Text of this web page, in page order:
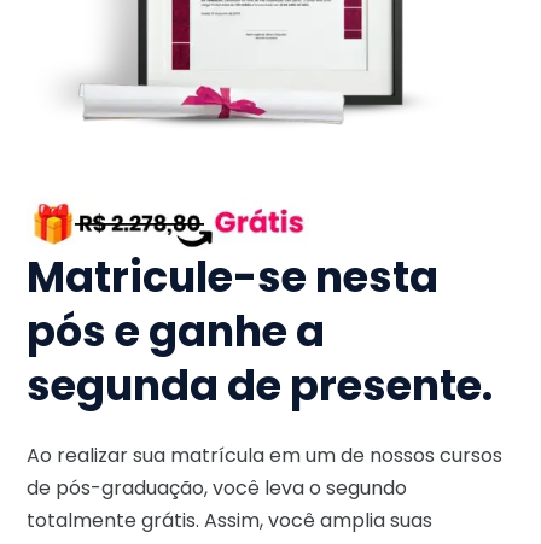
Matricule-se nesta
pós e ganhe a
segunda de presente.
Ao realizar sua matrícula em um de nossos cursos
de pós-graduação, você leva o segundo
totalmente grátis. Assim, você amplia suas